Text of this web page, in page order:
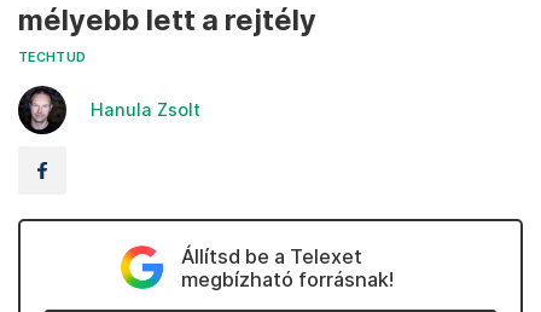
mélyebb lett a rejtély
TECHTUD
Hanula Zsolt
Állítsd be a Telexet
megbízható forrásnak!